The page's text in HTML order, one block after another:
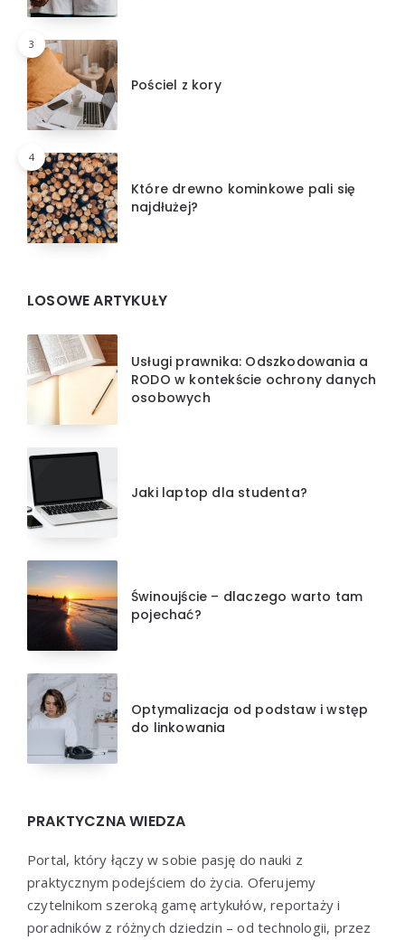
3
Pościel z kory
4
Które drewno kominkowe pali się
najdłużej?
LOSOWE ARTYKUŁY
Usługi prawnika: Odszkodowania a
RODO w kontekście ochrony danych
osobowych
Jaki laptop dla studenta?
Świnoujście – dlaczego warto tam
pojechać?
Optymalizacja od podstaw i wstęp
do linkowania
PRAKTYCZNA WIEDZA
Portal, który łączy w sobie pasję do nauki z
praktycznym podejściem do życia. Oferujemy
czytelnikom szeroką gamę artykułów, reportaży i
poradników z różnych dziedzin – od technologii, przez